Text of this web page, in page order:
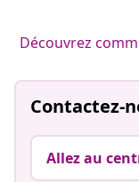
Découvrez
Contactez-
Allez au